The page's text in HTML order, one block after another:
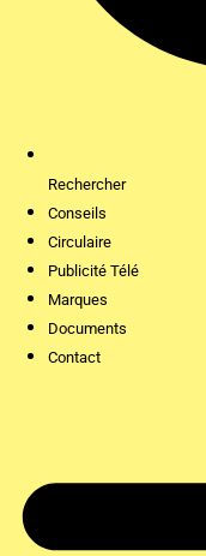
Rechercher
Conseils
Circulaire
Publicité Télé
Marques
Documents
Contact